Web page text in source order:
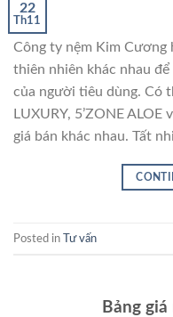
22
Th11
Công ty nệm Kim Cương
thiên nhiên khác nhau
của người tiêu dùng. Có
LUXURY, 5’ZONE
giá bán khác nhau. Tất
Posted in Tư vấn
Bảng